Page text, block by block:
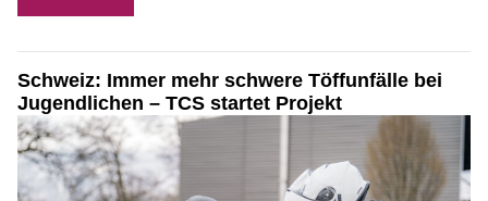
Schweiz: Immer mehr schwere Töffunfälle bei
Jugendlichen – TCS startet Projekt